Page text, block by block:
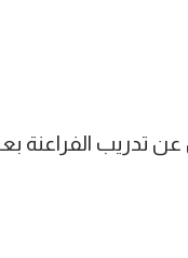
تدريب الفراعنة